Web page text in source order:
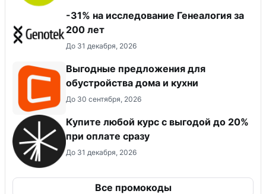
-31% на исследование Генеалогия за
200 лет
До 31 декабря, 2026
Выгодные предложения для
обустройства дома и кухни
До 30 сентября, 2026
Купите любой курс с выгодой до 20%
при оплате сразу
До 31 декабря, 2026
Все промокоды